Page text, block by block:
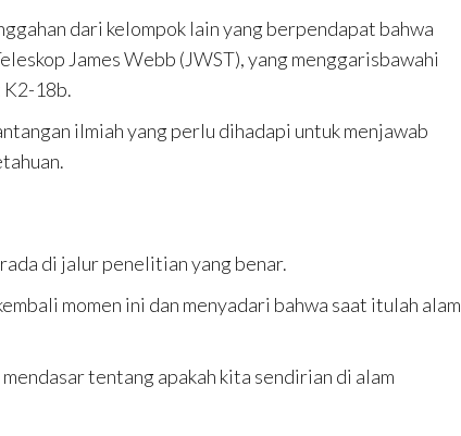
dari kelompok lain yang berpendapat bahwa
James Webb (JWST), yang menggarisbawahi
K2-18b.
ilmiah yang perlu dihadapi untuk menjawab
di jalur penelitian yang benar.
momen ini dan menyadari bahwa saat itulah alam
tentang apakah kita sendirian di alam